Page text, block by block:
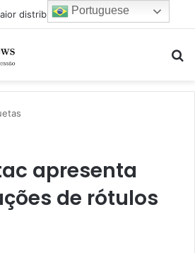
apresenta
de rótulos
Portuguese